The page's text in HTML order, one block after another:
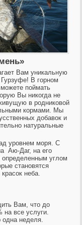
Вам уникальную
В горном
поймать
Вы никогда не
в родниковой
кормами. Мы
добавок и
натуральные
уровнем моря. С
Аю-Даг, на его
углом
становятся
неба.
Вам, что до
на все услуги.
неделя.